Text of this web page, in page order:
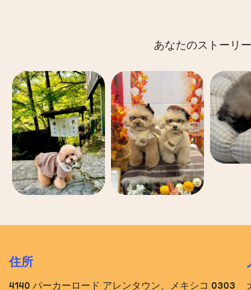
あなたのストーリ
住所
4140 パーカーロード アレンタウン、メキシコ 0303